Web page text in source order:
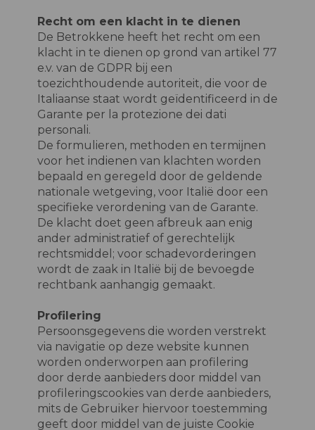
Recht om een klacht in te dienen
De Betrokkene heeft het recht om een
klacht in te dienen op grond van artikel 77
e.v. van de GDPR bij een
toezichthoudende autoriteit, die voor de
Italiaanse staat wordt geïdentificeerd in de
Garante per la protezione dei dati
personali.
De formulieren, methoden en termijnen
voor het indienen van klachten worden
bepaald en geregeld door de geldende
nationale wetgeving, voor Italië door een
specifieke verordening van de Garante.
De klacht doet geen afbreuk aan enig
ander administratief of gerechtelijk
rechtsmiddel; voor schadevorderingen
wordt de zaak in Italië bij de bevoegde
rechtbank aanhangig gemaakt.
Profilering
Persoonsgegevens die worden verstrekt
via navigatie op deze website kunnen
worden onderworpen aan profilering
door derde aanbieders door middel van
profileringscookies van derde aanbieders,
mits de Gebruiker hiervoor toestemming
geeft door middel van de juiste Cookie